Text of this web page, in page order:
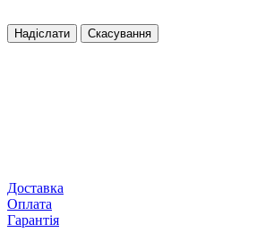
Надіслати Скасування
Доставка
Оплата
Гарантія